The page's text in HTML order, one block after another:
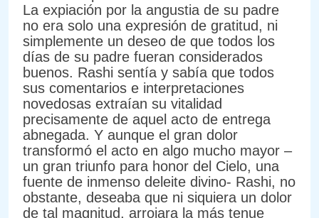
La expiación por la angustia de su padre
no era solo una expresión de gratitud, ni
simplemente un deseo de que todos los
días de su padre fueran considerados
buenos. Rashi sentía y sabía que todos
sus comentarios e interpretaciones
novedosas extraían su vitalidad
precisamente de aquel acto de entrega
abnegada. Y aunque el gran dolor
transformó el acto en algo mucho mayor –
un gran triunfo para honor del Cielo, una
fuente de inmenso deleite divino- Rashi, no
obstante, deseaba que ni siquiera un dolor
de tal magnitud, arrojara la más tenue